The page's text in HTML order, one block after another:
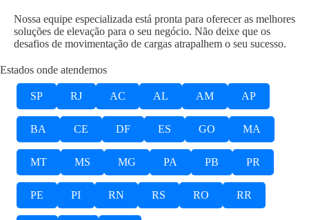
Nossa equipe especializada está pronta para oferecer as melhores
soluções de elevação para o seu negócio. Não deixe que os
desafios de movimentação de cargas atrapalhem o seu sucesso.
Estados onde atendemos
SP RJ AC AL AM AP
BA CE DF ES GO MA
MT MS MG PA PB PR
PE PI RN RS RO RR